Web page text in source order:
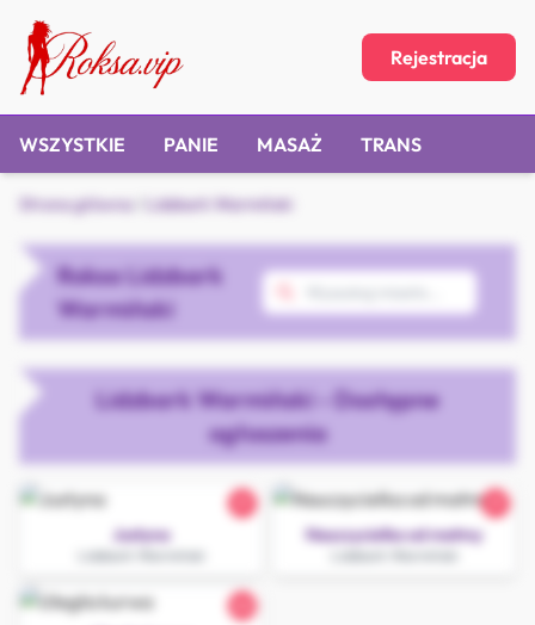
Rejestracja
WSZYSTKIE PANIE MASAŻ TRANS
Strona główna Lidzbark Warmiński
Roksa Lidzbark
Warmiński
Lidzbark Warmiński - Dostępne
ogłoszenia
Justyna Nauczycielka od matmy